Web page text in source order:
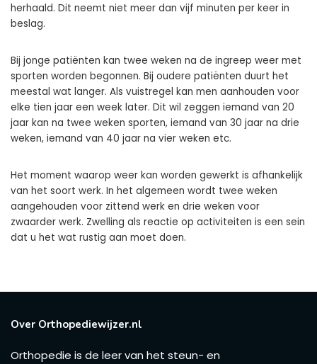
herhaald. Dit neemt niet meer dan vijf minuten per keer in
beslag.
Bij jonge patiënten kan twee weken na de ingreep weer met
sporten worden begonnen. Bij oudere patiënten duurt het
meestal wat langer. Als vuistregel kan men aanhouden voor
elke tien jaar een week later. Dit wil zeggen iemand van 20
jaar kan na twee weken sporten, iemand van 30 jaar na drie
weken, iemand van 40 jaar na vier weken etc.
Het moment waarop weer kan worden gewerkt is afhankelijk
van het soort werk. In het algemeen wordt twee weken
aangehouden voor zittend werk en drie weken voor
zwaarder werk. Zwelling als reactie op activiteiten is een sein
dat u het wat rustig aan moet doen.
Over Orthopediewijzer.nl
Orthopedie is de leer van het steun- en